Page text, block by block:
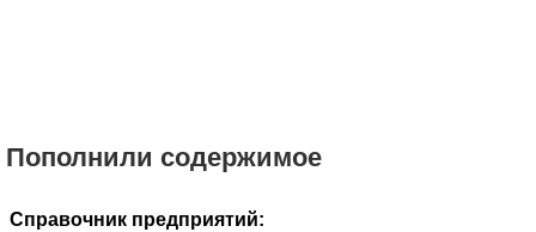
Пополнили содержимое
Справочник предприятий: